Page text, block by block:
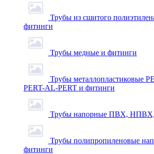
Трубы из сшитого
фитинги
Трубы медные и фитинги
Трубы металлопластиковые
PERT-AL-PERT и фитинги
Трубы напорные ПВХ, НПВХ,
Трубы полипропиленовые
фитинги